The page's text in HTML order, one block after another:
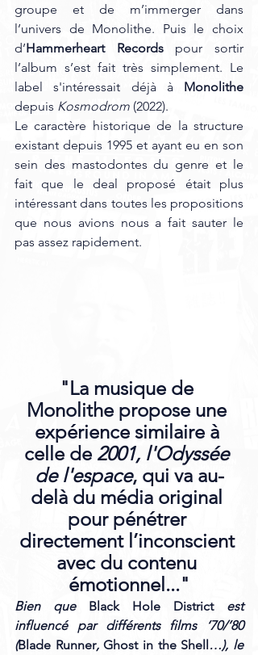
groupe et de m’immerger dans
l’univers de Monolithe. Puis le choix
d’Hammerheart Records pour sortir
l’album s’est fait très simplement. Le
label s'intéressait déjà à Monolithe
depuis Kosmodrom (2022).
Le caractère historique de la structure
existant depuis 1995 et ayant eu en son
sein des mastodontes du genre et le
fait que le deal proposé était plus
intéressant dans toutes les propositions
que nous avions nous a fait sauter le
pas assez rapidement.
"La musique de
Monolithe propose une
expérience similaire à
celle de 2001, l'Odyssée
de l'espace, qui va au-
delà du média original
pour pénétrer
directement l’inconscient
avec du contenu
émotionnel..."
Bien que Black Hole District est
influencé par différents films ‘70/’80
(Blade Runner, Ghost in the Shell …), le